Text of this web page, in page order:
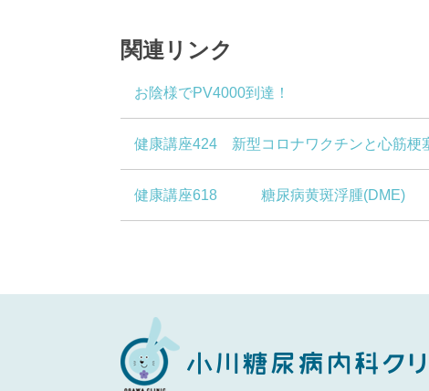
関連リンク
お陰様でPV4000到達！
健康講座424 新型コロナワクチンと心筋梗
健康講座618 糖尿病黄斑浮腫(DME)